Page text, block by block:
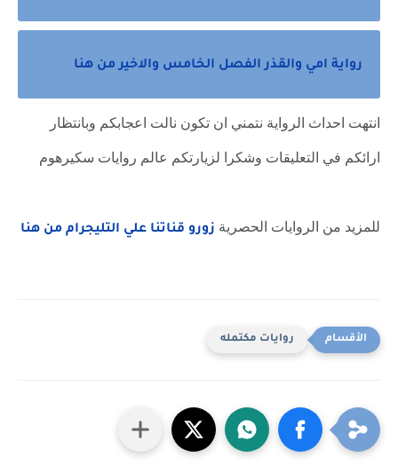
رواية امي والقذر الفصل الخامس والاخير من هنا
انتهت احداث الرواية نتمني ان تكون نالت اعجابكم وبانتظار
ارائكم في التعليقات وشكرا لزيارتكم عالم روايات سكيرهوم
للمزيد من الروايات الحصرية زورو قناتنا علي التليجرام من هنا
روايات مكتمله